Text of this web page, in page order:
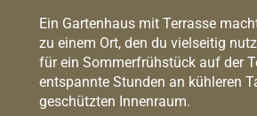
Ein Gartenhaus mit Terrasse
zu einem Ort, den du vielseitig
für ein Sommerfrühstück auf der
entspannte Stunden an kühleren
geschützten Innenraum.